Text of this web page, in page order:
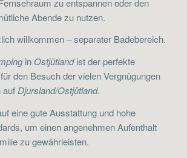
Abende zu nutzen.
willkommen – separater Badebereich.
in Ostjütlandist der perfekte
den Besuch der vielen Vergnügungen
auf Djursland/Ostjütland.
eine gute Ausstattung und hohe
um einen angenehmen Aufenthalt
zu gewährleisten.